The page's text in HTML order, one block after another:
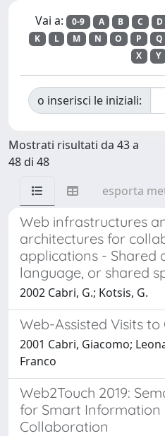
Vai a: 0-9 A B C D
K
L M N O P Q
X
Y
o inserisci le iniziali:
Mostrati risultati da 43 a
48 di 48
esporta
Web infrastructures
architectures for
applications - Shared
language, or shared
2002 Cabri, G.; Kotsis, G.
Web-Assisted Visits
2001 Cabri, Giacomo;
Franco
Web2Touch 2019:
for Smart Information
Collaboration